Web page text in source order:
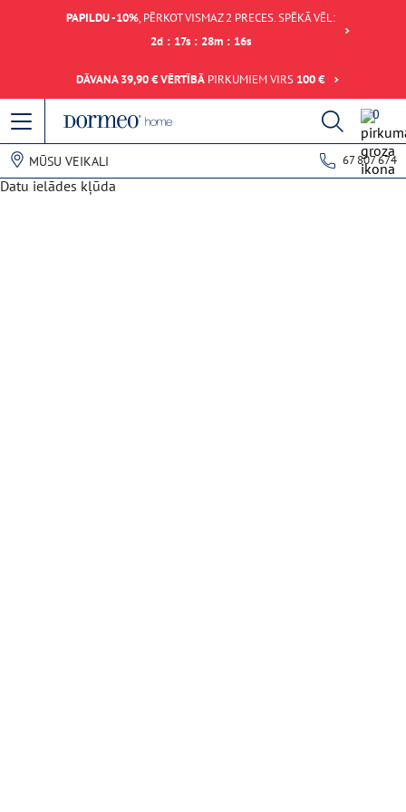
PAPILDU -10%, PĒRKOT VISMAZ 2 PRECES. SPĒKĀ VĒL:
2d : 17s : 28m : 16s
DĀVANA 39,90 € VĒRTĪBĀ PIRKUMIEM VIRS 100 €
0
MŪSU VEIKALI 67 807 674
Datu ielādes kļūda